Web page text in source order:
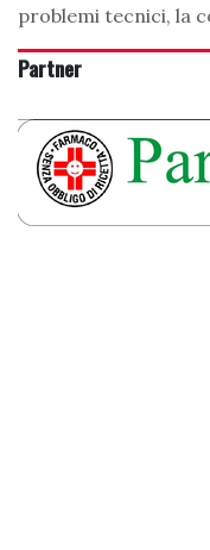
problemi tecnici, la
Partner